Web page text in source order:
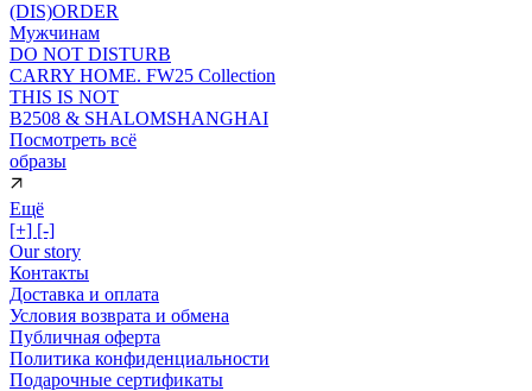
(DIS)ORDER
Мужчинам
DO NOT DISTURB
CARRY HOME. FW25 Collection
THIS IS NOT
B2508 & SHALOMSHANGHAI
Посмотреть всё
образы
Ещё
[+] [-]
Our story
Контакты
Доставка и оплата
Условия возврата и обмена
Публичная оферта
Политика конфиденциальности
Подарочные сертификаты